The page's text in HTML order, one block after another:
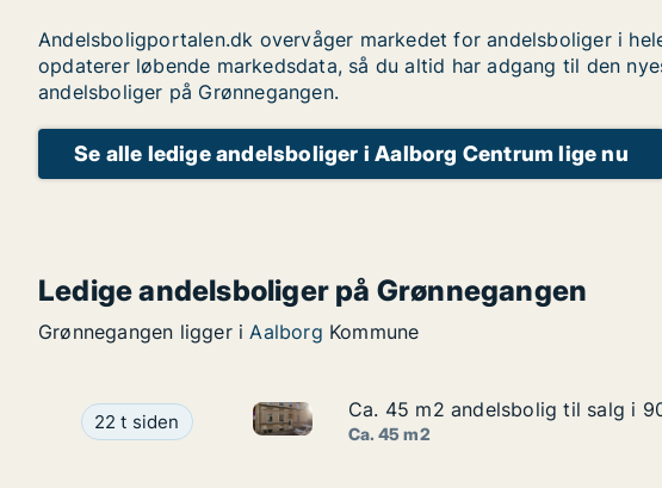
Andelsboligportalen.dk overvåger markedet for andelsboliger i
opdaterer løbende markedsdata, så du altid har adgang til den
andelsboliger på Grønnegangen.
Se alle ledige andelsboliger i Aalborg Centrum lige nu
Ledige andelsboliger på Grønnegangen
Grønnegangen ligger iAalborg Kommune
Ca. 45 m2 andelsbolig til salg i 9000 Aalborg, Grønnegangen
22 t siden Ca. 45 m2 andelsbolig til salg i 9000
Ca. 45 m2 andelsbolig til salg i
Ca. 45 m2 andelsbolig til salg i
Ca. 45 m2